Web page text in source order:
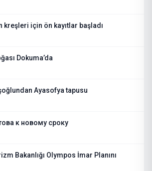
kreşleri için ön kayıtlar başladı
Dokuma’da
Ayasofya tapusu
к новому сроку
Bakanlığı Olympos İmar Planını